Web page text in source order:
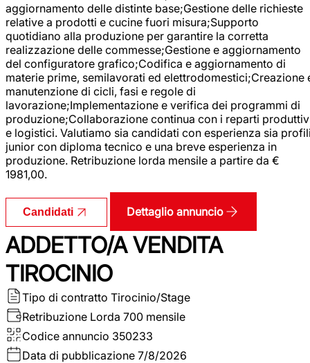
aggiornamento delle distinte base;Gestione delle richieste
relative a prodotti e cucine fuori misura;Supporto
quotidiano alla produzione per garantire la corretta
realizzazione delle commesse;Gestione e aggiornamento
del configuratore grafico;Codifica e aggiornamento di
materie prime, semilavorati ed elettrodomestici;Creazione
manutenzione di cicli, fasi e regole di
lavorazione;Implementazione e verifica dei programmi di
produzione;Collaborazione continua con i reparti
e logistici. Valutiamo sia candidati con esperienza sia
junior con diploma tecnico e una breve esperienza in
produzione. Retribuzione lorda mensile a partire da €
1981,00.
Candidati Dettaglio annuncio
ADDETTO/A VENDITA
TIROCINIO
Tipo di contratto Tirocinio/Stage
Retribuzione Lorda 700 mensile
Codice annuncio 350233
Data di pubblicazione 7/8/2026